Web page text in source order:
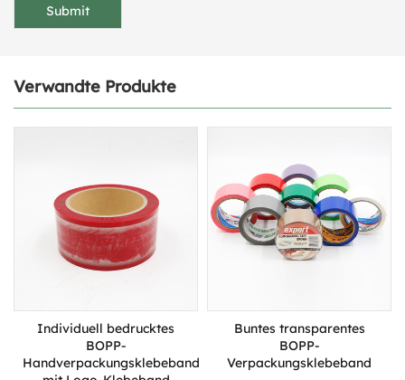
Verwandte Produkte
Individuell bedrucktes
BOPP-
Handverpackungsklebeband
Buntes transparentes
BOPP-
Verpackungsklebeband